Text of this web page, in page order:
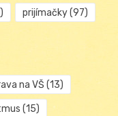
prijímačky(97)
na VŠ (13)
(15)